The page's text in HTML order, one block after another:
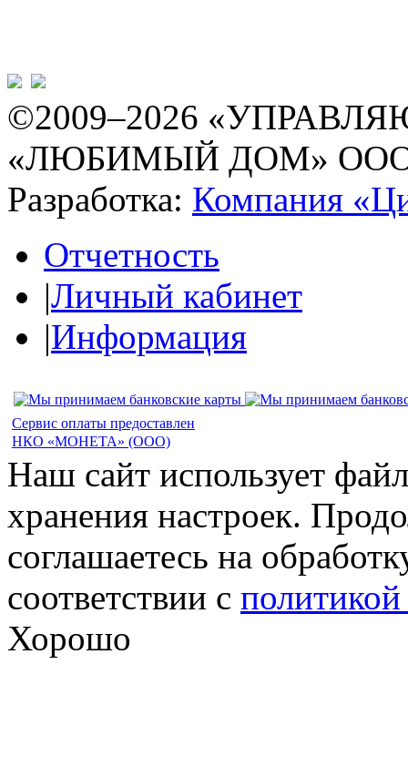
©2009–2026
«ЛЮБИМЫЙ ДОМ»
Разработка: Компания
Отчетность
|Личный кабинет
|Информация
Сервис оплаты предоставлен
НКО «МОНЕТА» (ООО)
Наш сайт использует
хранения настроек.
соглашаетесь на
соответствии с
Хорошо